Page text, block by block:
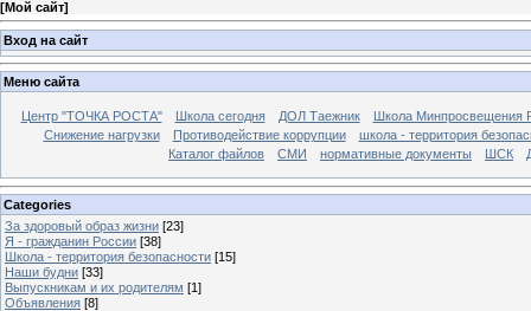
[Мой сайт]
Вход на сайт
Меню сайта
Центр "ТОЧКА РОСТА" Школа сегодня ДОЛ Таежник
Школа Минпросвещения
Снижение нагрузки
Противодействие коррупции
школа - территория
Каталог файлов
СМИ нормативные документы ШСК
Categories
За здоровый образ жизни [23]
Я - гражданин России [38]
Школа - территория безопасности [15]
Наши будни [33]
Выпускникам и их родителям [1]
Объявления [8]